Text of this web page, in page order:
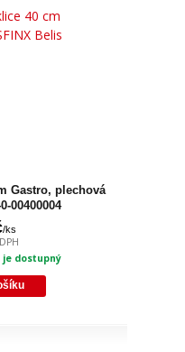
Gastro, plechová
00400004
/ks
je dostupný